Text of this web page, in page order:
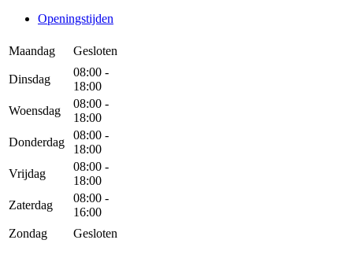
Openingstijden
Maandag Gesloten
Dinsdag
08:00 -
18:00
Woensdag
08:00 -
18:00
Donderdag
08:00 -
18:00
Vrijdag
08:00 -
18:00
Zaterdag
08:00 -
16:00
Zondag
Gesloten